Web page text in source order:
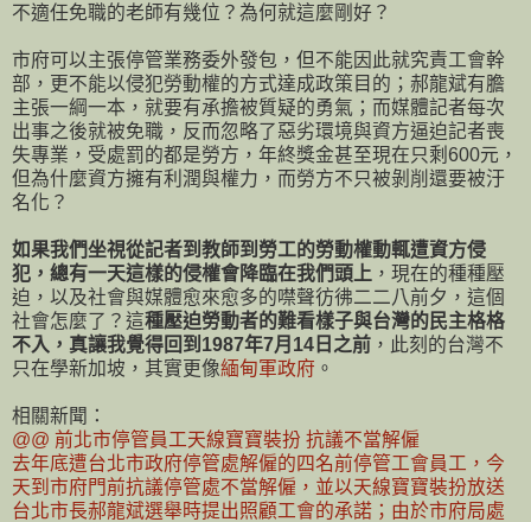
不適任免職的老師有幾位？為何就這麼剛好？
市府可以主張停管業務委外發包，但不能因此就究責工會幹
部，更不能以侵犯勞動權的方式達成政策目的；郝龍斌有膽
主張一綱一本，就要有承擔被質疑的勇氣；而媒體記者每次
出事之後就被免職，反而忽略了惡劣環境與資方逼迫記者喪
失專業，受處罰的都是勞方，年終獎金甚至現在只剩600元，
但為什麼資方擁有利潤與權力，而勞方不只被剝削還要被汙
名化？
如果我們坐視從記者到教師到勞工的勞動權動輒遭資方侵
犯，總有一天這樣的侵權會降臨在我們頭上 ，現在的種種壓
迫，以及社會與媒體愈來愈多的噤聲彷彿二二八前夕，這個
社會怎麼了？這種壓迫勞動者的難看樣子與台灣的民主格格
不入，真讓我覺得回到1987年7月14日之前 ，此刻的台灣不
只在學新加坡，其實更像緬甸軍政府 。
相關新聞：
@@ 前北市停管員工天線寶寶裝扮 抗議不當解僱
去年底遭台北市政府停管處解僱的四名前停管工會員工，今
天到市府門前抗議停管處不當解僱，並以天線寶寶裝扮放送
台北市長郝龍斌選舉時提出照顧工會的承諾；由於市府局處